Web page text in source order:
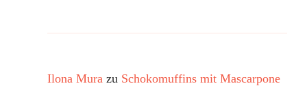
Ilona Mura zu Schokomuffins mit Mascarpone